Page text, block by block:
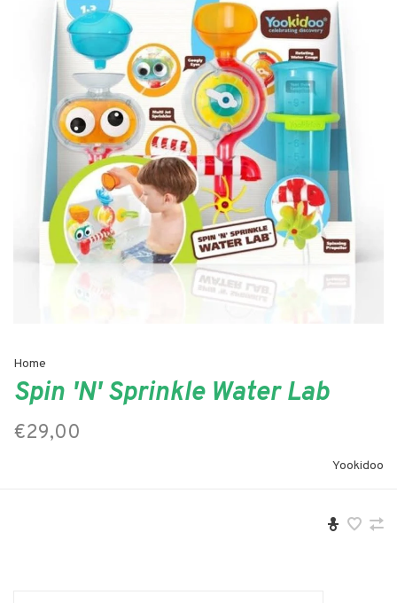
Home
Spin 'N' Sprinkle Water Lab
€29,00
Yookidoo